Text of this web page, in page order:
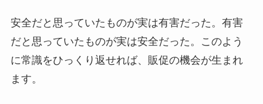
安全だと思っていたものが実は有害だった。有害
だと思っていたものが実は安全だった。このよう
に常識をひっくり返せれば、販促の機会が生まれ
ます。